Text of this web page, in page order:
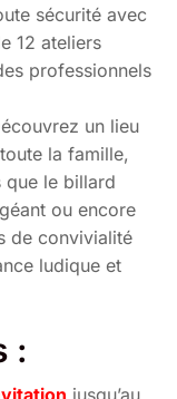
sécurité avec
12 ateliers
professionnels
un lieu
la famille,
que le billard
ou encore
de convivialité
ludique et
: